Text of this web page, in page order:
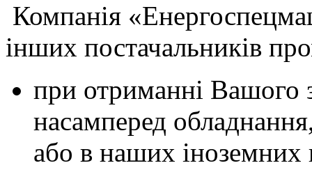
Компанія
інших постачальників
при отриманні Вашого
насамперед
або в наших іноземних